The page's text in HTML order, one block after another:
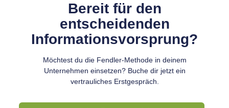
Bereit für den
entscheidenden
Informationsvorsprung?
Möchtest du die Fendler-Methode in deinem
Unternehmen einsetzen? Buche dir jetzt ein
vertrauliches Erstgespräch.